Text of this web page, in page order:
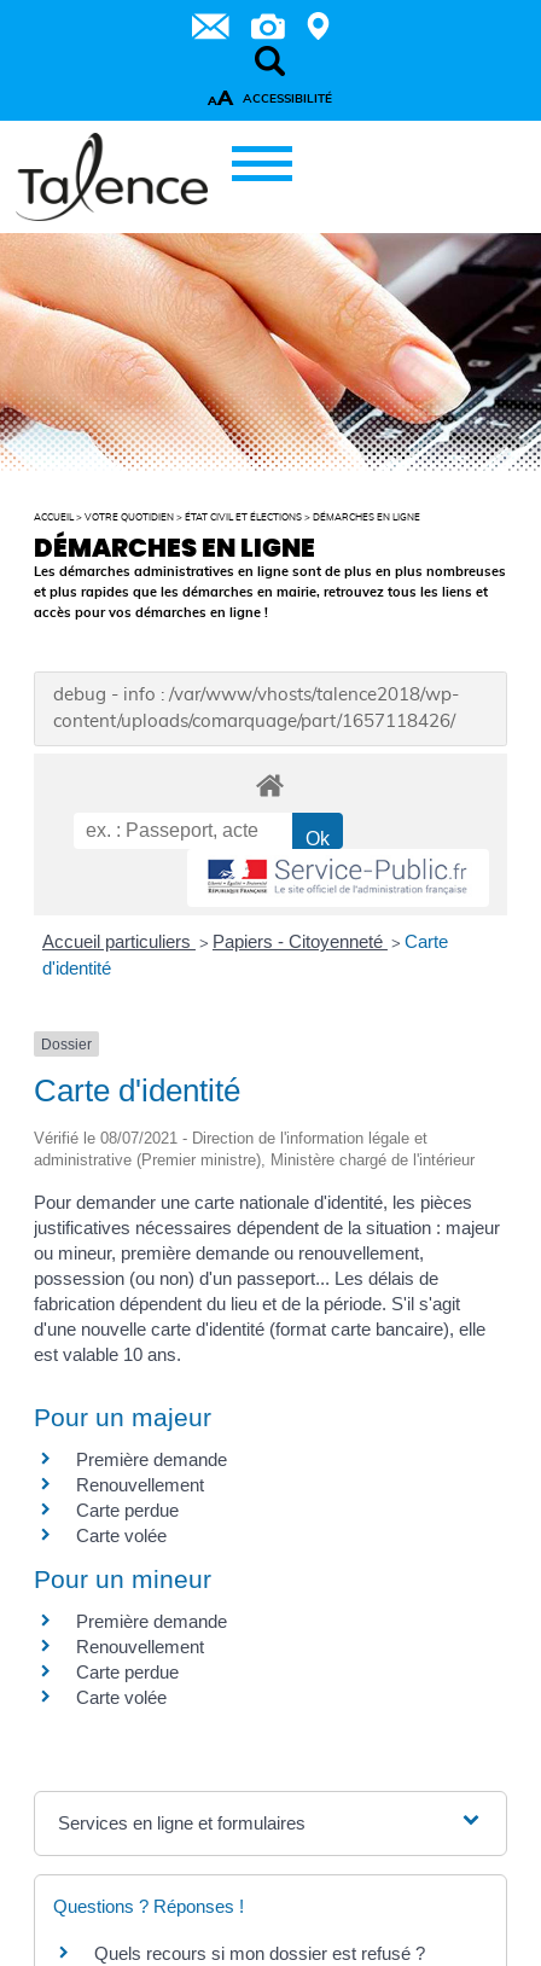
AA ACCESSIBILITÉ
ACCUEIL >VOTRE QUOTIDIEN > ÉTAT CIVIL ET ÉLECTIONS > DÉMARCHES EN LIGNE
DÉMARCHES EN LIGNE
Les démarches administratives en ligne sont de plus en plus nombreuses
et plus rapides que les démarches en mairie, retrouvez tous les liens et
accès pour vos démarches en ligne !
debug - info : /var/www/vhosts/talence2018/wp-
content/uploads/comarquage/part/1657118426/
Accueil particuliers > Papiers - Citoyenneté > Carte
d'identité
Dossier
Carte d'identité
Vérifié le 08/07/2021 - Direction de l'information légale et
administrative (Premier ministre), Ministère chargé de l'intérieur
Pour demander une carte nationale d'identité, les pièces
justificatives nécessaires dépendent de la situation : majeur
ou mineur, première demande ou renouvellement,
possession (ou non) d'un passeport... Les délais de
fabrication dépendent du lieu et de la période. S'il s'agit
d'une nouvelle carte d'identité (format carte bancaire), elle
est valable 10 ans.
Pour un majeur
Première demande
Renouvellement
Carte perdue
Carte volée
Pour un mineur
Première demande
Renouvellement
Carte perdue
Carte volée
Services en ligne et formulaires
Questions ? Réponses !
Quels recours si mon dossier est refusé ?